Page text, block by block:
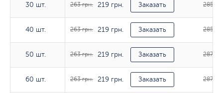
30 шт.
40 шт.
50 шт.
60 шт.
30 шт. 263 грн. 219 грн. Заказать 285
40 шт. 263 грн. 219 грн. Заказать 285
50 шт. 263 грн. 219 грн. Заказать 287
60 шт. 263 грн. 219 грн. Заказать 287